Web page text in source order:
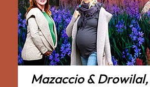
Mazaccio &